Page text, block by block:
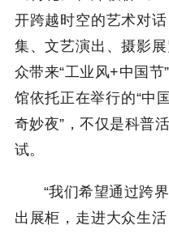
开跨越时空的艺术对
集、文艺演出、摄影
众带来“工业风+中国
馆依托正在举行的“中
奇妙夜”，不仅是科普
试。
“我们希望通过跨
出展柜，走进大众生